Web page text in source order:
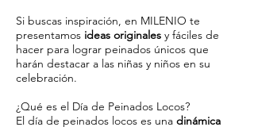
Si buscas inspiración, en MILENIO te
presentamos ideas originales y fáciles de
hacer para lograr peinados únicos que
harán destacar a las niñas y niños en su
celebración.
¿Qué es el Día de Peinados Locos?
El día de peinados locos es una dinámica